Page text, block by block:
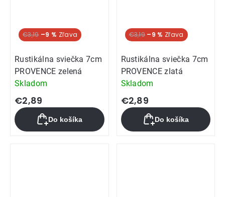
€3,19 –9 %
Rustikálna sviečka 7cm
PROVENCE zelená
Skladom
€2,89
Do košíka
€3,19 –9 %
Rustikálna sviečka 7cm
PROVENCE zlatá
Skladom
€2,89
Do košíka